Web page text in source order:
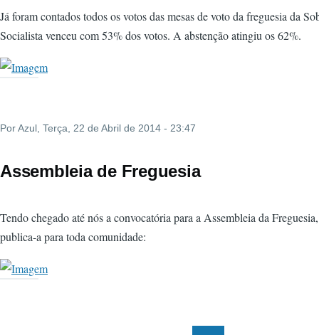
Já foram contados todos os votos das mesas de voto da freguesia da
Socialista venceu com 53% dos votos. A abstenção atingiu os 62%.
PorAzul, Terça, 22 de Abril de 2014 - 23:47
Assembleia de Freguesia
Tendo chegado até nós a convocatória para a Assembleia da
publica-a para toda comunidade: